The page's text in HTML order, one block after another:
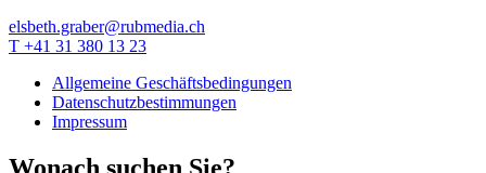
elsbeth.graber@rubmedia.ch
T +41 31 380 13 23
Allgemeine Geschäftsbedingungen
Datenschutzbestimmungen
Impressum
Wonach suchen Sie?